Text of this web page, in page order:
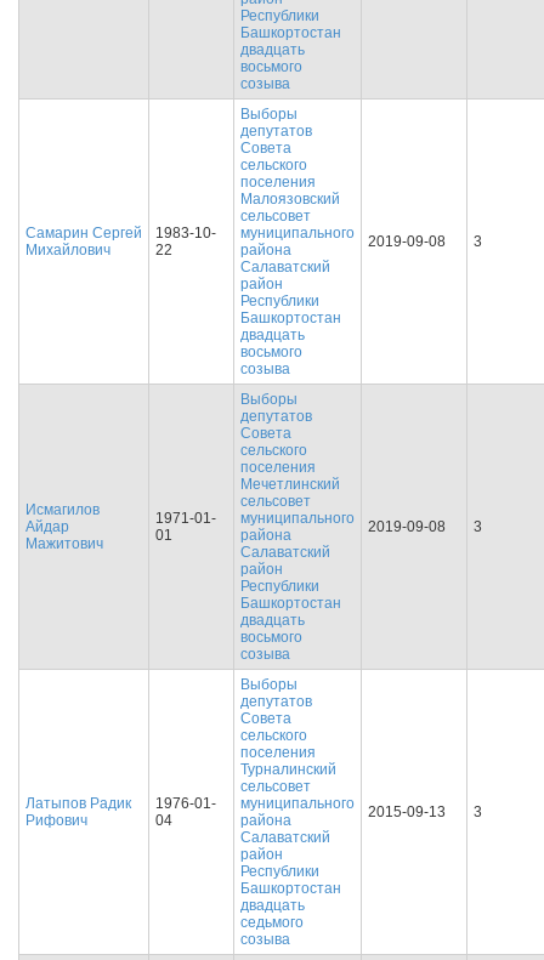
Республики
Башкортостан
двадцать
восьмого
созыва
Самарин Сергей
Михайлович
1983-10-
22
Выборы
депутатов
Совета
сельского
поселения
Малоязовский
сельсовет
муниципального
района
Салаватский
район
Республики
Башкортостан
двадцать
восьмого
созыва
2019-09-08 3
Исмагилов
Айдар
Мажитович
1971-01-
01
Выборы
депутатов
Совета
сельского
поселения
Мечетлинский
сельсовет
муниципального
района
Салаватский
район
Республики
Башкортостан
двадцать
восьмого
созыва
2019-09-08 3
Латыпов Радик
Рифович
1976-01-
04
Выборы
депутатов
Совета
сельского
поселения
Турналинский
сельсовет
муниципального
района
Салаватский
район
Республики
Башкортостан
двадцать
седьмого
созыва
2015-09-13 3